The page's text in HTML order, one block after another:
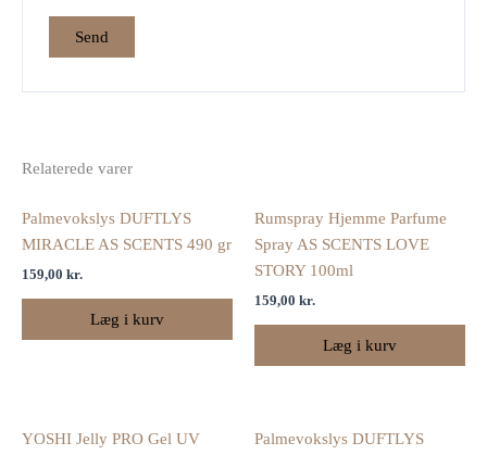
Relaterede varer
Palmevokslys DUFTLYS
MIRACLE AS SCENTS 490 gr
159,00 kr.
Læg i kurv
Rumspray Hjemme Parfume
Spray AS SCENTS LOVE
STORY 100ml
159,00 kr.
Læg i kurv
YOSHI Jelly PRO Gel UV
Palmevokslys DUFTLYS